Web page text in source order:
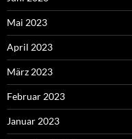
Mai 2023
April 2023
März 2023
Februar 2023
Januar 2023